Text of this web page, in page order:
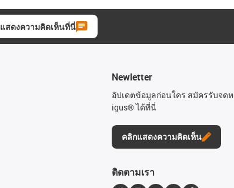
แสดงความคิดเห็นที่นี่
Newletter
อัปเดตข้อมูลก่อนใคร สมัครรับจด
igus® ได้ที่นี่
คลิกแสดงความคิดเห็น
ติดตามเรา